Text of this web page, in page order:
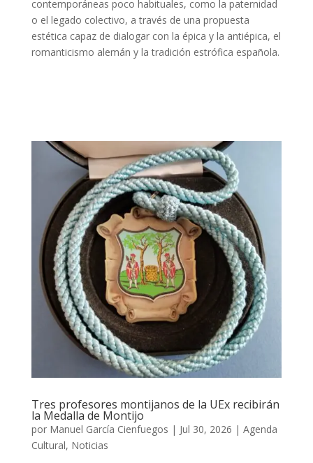
contemporáneas poco habituales, como la paternidad
o el legado colectivo, a través de una propuesta
estética capaz de dialogar con la épica y la antiépica, el
romanticismo alemán y la tradición estrófica española.
Tres profesores montijanos de la UEx recibirán
la Medalla de Montijo
por Manuel García Cienfuegos | Jul 30, 2026 | Agenda
Cultural, Noticias